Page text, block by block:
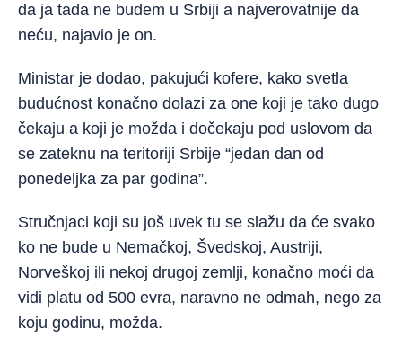
da ja tada ne budem u Srbiji a najverovatnije da
neću, najavio je on.
Ministar je dodao, pakujući kofere, kako svetla
budućnost konačno dolazi za one koji je tako dugo
čekaju a koji je možda i dočekaju pod uslovom da
se zateknu na teritoriji Srbije “jedan dan od
ponedeljka za par godina”.
Stručnjaci koji su još uvek tu se slažu da će svako
ko ne bude u Nemačkoj, Švedskoj, Austriji,
Norveškoj ili nekoj drugoj zemlji, konačno moći da
vidi platu od 500 evra, naravno ne odmah, nego za
koju godinu, možda.